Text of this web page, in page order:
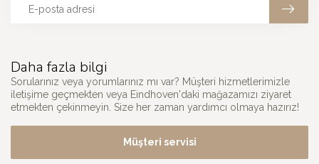
Daha fazla bilgi
Sorularınız veya yorumlarınız mı var? Müşteri hizmetlerimizle
iletişime geçmekten veya Eindhoven'daki mağazamızı ziyaret
etmekten çekinmeyin. Size her zaman yardımcı olmaya hazırız!
Müşteri servisi